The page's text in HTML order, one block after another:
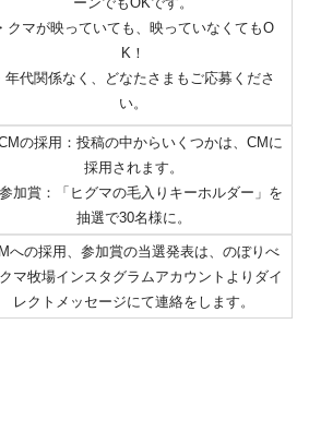
・クマが映っていても、映っていなくてもO
K！
年代関係なく、どなたさまもご応募くださ
い。
の採用：投稿の中からいくつかは、CMに
採用されます。
加賞：「ヒグマの毛入りキーホルダー」を
抽選で30名様に。
への採用、参加賞の当選発表は、のぼりべ
マ牧場インスタグラムアカウントよりダイ
レクトメッセージにて連絡をします。